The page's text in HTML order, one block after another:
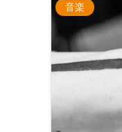
音楽